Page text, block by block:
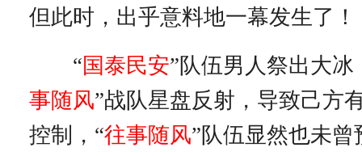
但此时，出乎意料地一幕发生了！
“国泰民安”队伍男人祭出大冰
事随风”战队星盘反射，导致己方
控制，“往事随风”队伍显然也未